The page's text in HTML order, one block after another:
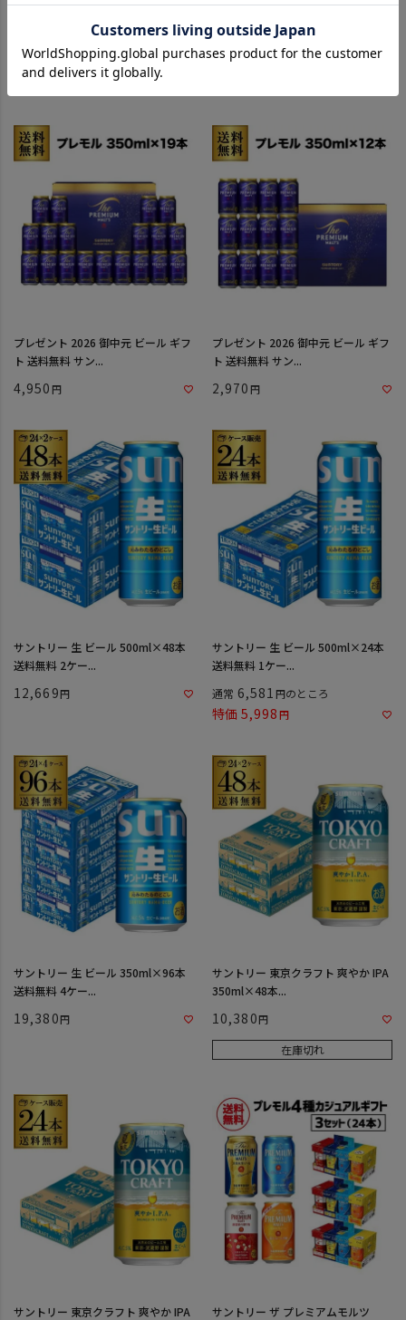
計48本 刻麦クリア ラガー 330ml缶
×24本 サントリ...
9,498
プレゼント 2026 御中元 ビール ギフ
ト 送料無料 サン...
プレゼント 2026 御中元 ビール ギフ
ト 送料無料 サン...
4,950
プレゼント 2026 御中元 ビール ギフ
ト 送料無料 サン...
2,970
サントリー 生 ビール 500ml×48本
送料無料 2ケー...
12,669
サントリー 生 ビール 500ml×24本
送料無料 1ケー...
通常 6,581 のところ
特価 5,998
サントリー 生 ビール 350ml×96本
送料無料 4ケー...
19,380
サントリー 東京クラフト 爽やか IPA
350ml×48本...
10,380
在庫切れ
サントリー 東京クラフト 爽やか IPA
サントリー ザ プレミアムモルツ